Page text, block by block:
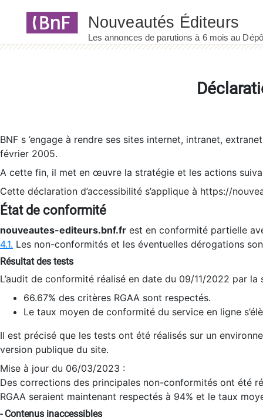
BNF s ’engage à rendre ses sites internet, intranet,
février 2005.
A cette fin, il met en œuvre la stratégie et les actions
Cette déclaration d’accessibilité s’applique à https://
État de conformité
nouveautes-editeurs.bnf.fr est en conformité partielle
4.1. Les non-conformités et les éventuelles dérogations
Résultat des tests
L’audit de conformité réalisé en date du 09/11/2022 par
66.67% des critères RGAA sont respectés.
Le taux moyen de conformité du service en ligne
Il est précisé que les tests ont été réalisés sur un
version publique du site.
Mise à jour du 06/03/2023 :
Des corrections des principales non-conformités ont été
RGAA seraient maintenant respectés à 94% et le taux
- Contenus inaccessibles